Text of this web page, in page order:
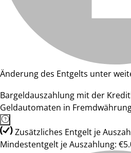
Änderung des Entgelts unter
Bargeldauszahlung mit der
Geldautomaten in
Zusätzliches Entgelt je
Mindestentgelt je Auszahlung: